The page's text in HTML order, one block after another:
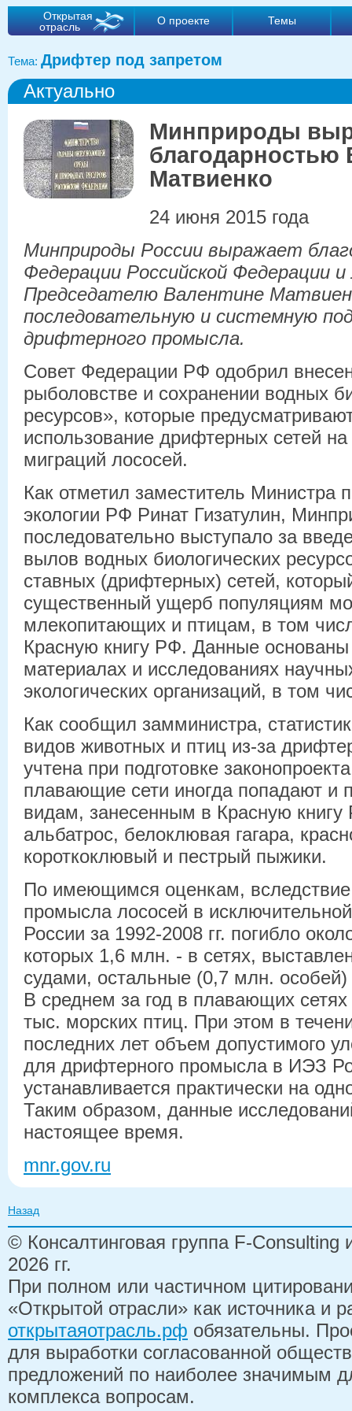
Открытая
отрасль
О проекте Темы
Тема: Дрифтер под запретом
Актуально
Минприроды
благодарностью
Матвиенко
24 июня 2015 года
Минприроды России выражает
Федерации Российской Федерации и
Председателю Валентине
последовательную и системную
дрифтерного промысла.
Совет Федерации РФ одобрил
рыболовстве и сохранении водных
ресурсов», которые
использование дрифтерных сетей
миграций лососей.
Как отметил заместитель Министра
экологии РФ Ринат Гизатулин,
последовательно выступало за
вылов водных биологических
ставных (дрифтерных) сетей,
существенный ущерб популяциям
млекопитающих и птицам, в том
Красную книгу РФ. Данные основаны
материалах и исследованиях
экологических организаций, в том
Как сообщил замминистра,
видов животных и птиц из-за
учтена при подготовке
плавающие сети иногда попадают и
видам, занесенным в Красную
альбатрос, белоклювая гагара,
короткоклювый и пестрый пыжики.
По имеющимся оценкам,
промысла лососей в
России за 1992-2008 гг. погибло
которых 1,6 млн. - в сетях,
судами, остальные (0,7 млн. особей)
В среднем за год в плавающих сетях
тыс. морских птиц. При этом в
последних лет объем допустимого
для дрифтерного промысла в ИЭЗ
устанавливается практически на
Таким образом, данные
настоящее время.
mnr.gov.ru
Назад
© Консалтинговая группа F-
2026 гг.
При полном или частичном
«Открытой отрасли» как источника и
открытаяотрасль.рф обязательны.
для выработки согласованной
предложений по наиболее значимым
комплекса вопросам.